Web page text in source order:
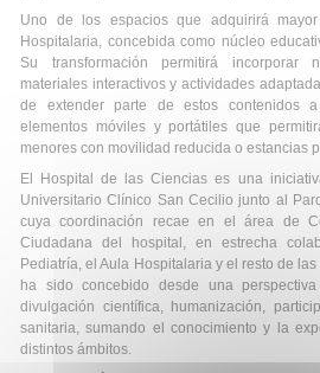
Uno de los espacios que adquirirá
Hospitalaria, concebida como núcleo
Su transformación permitirá incorporar
materiales interactivos y actividades
de extender parte de estos contenidos
elementos móviles y portátiles que
menores con movilidad reducida o estancias
El Hospital de las Ciencias es una
Universitario Clínico San Cecilio junto al
cuya coordinación recae en el área de
Ciudadana del hospital, en estrecha
Pediatría, el Aula Hospitalaria y el resto de
ha sido concebido desde una
divulgación científica, humanización,
sanitaria, sumando el conocimiento y la
distintos ámbitos.